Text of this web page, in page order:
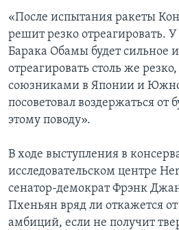
«После испытания ракеты
решит резко отреагировать.
Барака Обамы будет сильное
отреагировать столь же резко,
союзниками в Японии и
посоветовал воздержаться от
этому поводу».
В ходе выступления в
исследовательском центре
сенатор-демократ Фрэнк
Пхеньян вряд ли откажется
амбиций, если не получит